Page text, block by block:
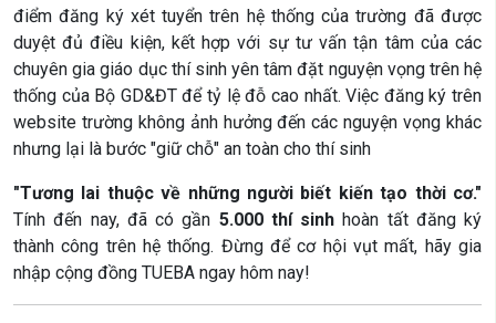
điểm đăng ký xét tuyển trên hệ thống của trường đã được
duyệt đủ điều kiện, kết hợp với sự tư vấn tận tâm của các
chuyên gia giáo dục thí sinh yên tâm đặt nguyện vọng trên hệ
thống của Bộ GD&ĐT để tỷ lệ đỗ cao nhất. Việc đăng ký trên
website trường không ảnh hưởng đến các nguyện vọng khác
nhưng lại là bước "giữ chỗ" an toàn cho thí sinh
"Tương lai thuộc về những người biết kiến tạo thời cơ."
Tính đến nay, đã có gần 5.000 thí sinh hoàn tất đăng ký
thành công trên hệ thống. Đừng để cơ hội vụt mất, hãy gia
nhập cộng đồng TUEBA ngay hôm nay!